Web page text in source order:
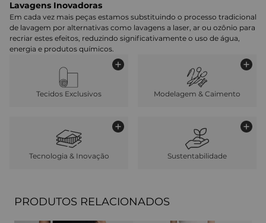
Lavagens Inovadoras
Em cada vez mais peças estamos substituindo o processo tradicional
de lavagem por alternativas como lavagens a laser, ar ou ozônio para
recriar estes efeitos, reduzindo significativamente o uso de água,
energia e produtos químicos.
Tecidos Exclusivos Modelagem & Caimento
Tecnologia & Inovação Sustentabilidade
PRODUTOS RELACIONADOS